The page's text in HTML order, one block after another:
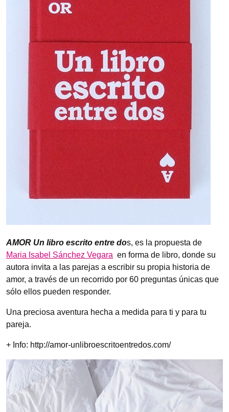
AMOR Un libro escrito entre dos, es la propuesta de
Maria Isabel Sánchez Vegara en forma de libro, donde su
autora invita a las parejas a escribir su propia historia de
amor, a través de un recorrido por 60 preguntas únicas que
sólo ellos pueden responder.
Una preciosa aventura hecha a medida para ti y para tu
pareja.
+ Info: http://amor-unlibroescritoentredos.com/